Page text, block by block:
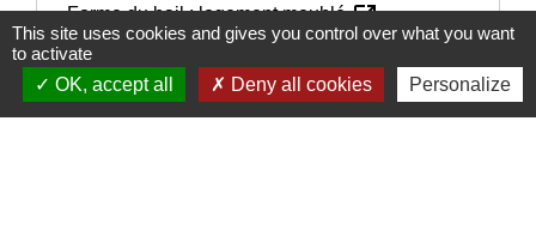
Forme du bail : logement meubléopen_in_new
Legifrance
Contenu de la notice d'information à annexer au
bail (logement vide ou meublé)open_in_new
This site uses cookies and gives you control over what you want
to activate
OK, accept all
Deny all cookies Personalize